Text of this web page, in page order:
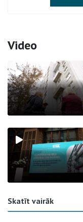
Video
Skatīt vairāk